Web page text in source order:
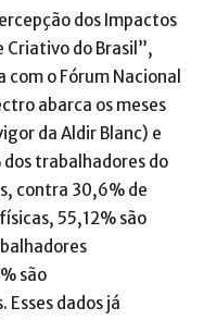
dos Impactos
Criativo do Brasil”,
o Fórum Nacional
abarca os meses
da Aldir Blanc) e
trabalhadores do
contra 30,6% de
55,12% são
são
dados já